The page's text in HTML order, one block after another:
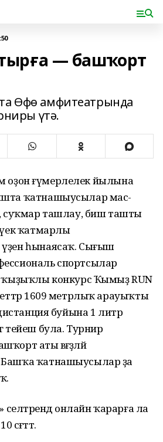
— башҡорт
Өфө амфитеатрында
үтә.
оҙон ғүмерлелек йылына
ҡатнашыусылар мас-
суҡмар ташлау, биш ташты
ҡатмарлы
һынаясаҡ. Сығыш
спортсылар
ҡыҙыҡлы конкурс Ҡымыҙ RUN
1609 метрлыҡ арауыҡты
дистанция буйына 1 литр
тейеш була. Турнир
аты вәғәҙәләй
ҡатнашыусылар ҙа
селтәрендә онлайн ҡарарға ла